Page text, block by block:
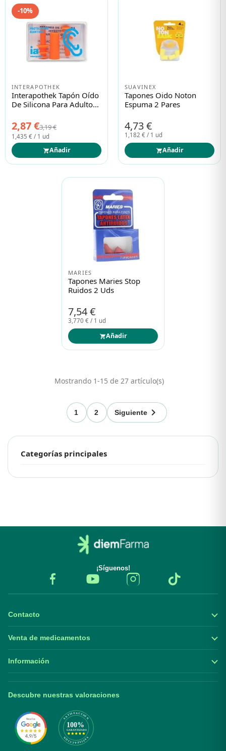
Categorías principales
INTERAPOTHEK
Interapothek Tapón Oído
De Silicona Para Adultos
2,87 €3,19 €
1,435 € / 1 ud
Añadir
-10%
SUAVINEX
Tapones Oido Noton
Espuma 2 Pares
4,73 €
1,182 € / 1 ud
Añadir
MARIES
Tapones Maries Stop
Ruidos 2 Uds
7,54 €
3,770 € / 1 ud
Añadir
Mostrando 1-15 de 27 artículo(s)
1 2 Siguiente 
¡Síguenos!
Contacto
Venta de medicamentos
Información
Descubre nuestras valoraciones